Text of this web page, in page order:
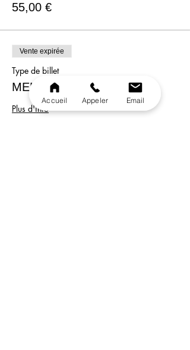
55,00 €
Vente expirée
Type de billet
MENU STRASS
Plus d'info
Accueil Appeler Email